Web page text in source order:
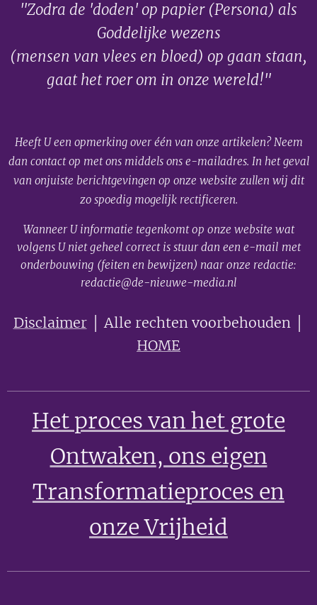
"Zodra de 'doden' op papier (Persona) als
Goddelijke wezens
(mensen van vlees en bloed) op gaan staan,
gaat het roer om in onze wereld!"
Heeft U een opmerking over één van onze artikelen? Neem
dan contact op met ons middels ons e-mailadres. In het geval
van onjuiste berichtgevingen op onze website zullen wij dit
zo spoedig mogelijk rectificeren.
Wanneer U informatie tegenkomt op onze website wat
volgens U niet geheel correct is stuur dan een e-mail met
onderbouwing (feiten en bewijzen) naar onze redactie:
redactie@de-nieuwe-media.nl
Disclaimer│ Alle rechten voorbehouden │
HOME
Het proces van het grote
Ontwaken, ons eigen
Transformatieproces en
onze Vrijheid